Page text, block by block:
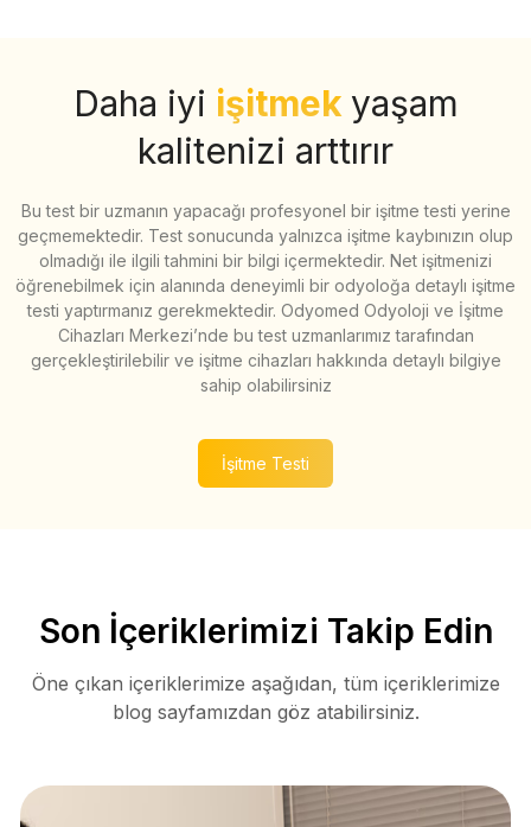
Daha iyi işitmek yaşam
kalitenizi arttırır
Bu test bir uzmanın yapacağı profesyonel bir işitme testi yerine
geçmemektedir. Test sonucunda yalnızca işitme kaybınızın olup
olmadığı ile ilgili tahmini bir bilgi içermektedir. Net işitmenizi
öğrenebilmek için alanında deneyimli bir odyoloğa detaylı işitme
testi yaptırmanız gerekmektedir. Odyomed Odyoloji ve İşitme
Cihazları Merkezi’nde bu test uzmanlarımız tarafından
gerçekleştirilebilir ve işitme cihazları hakkında detaylı bilgiye
sahip olabilirsiniz
İşitme Testi
Son İçeriklerimizi Takip Edin
Öne çıkan içeriklerimize aşağıdan, tüm içeriklerimize
blog sayfamızdan göz atabilirsiniz.